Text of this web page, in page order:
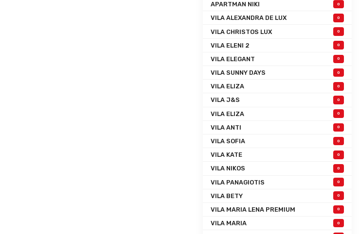
APARTMAN NIKI 0
VILA ALEXANDRA DE LUX 0
VILA CHRISTOS LUX 0
VILA ELENI 2 0
VILA ELEGANT 0
VILA SUNNY DAYS 0
VILA ELIZA 0
VILA J&S 0
VILA ELIZA 0
VILA ANTI 0
VILA SOFIA 0
VILA KATE 0
VILA NIKOS 0
VILA PANAGIOTIS 0
VILA BETY 0
VILA MARIA LENA PREMIUM 0
VILA MARIA 0